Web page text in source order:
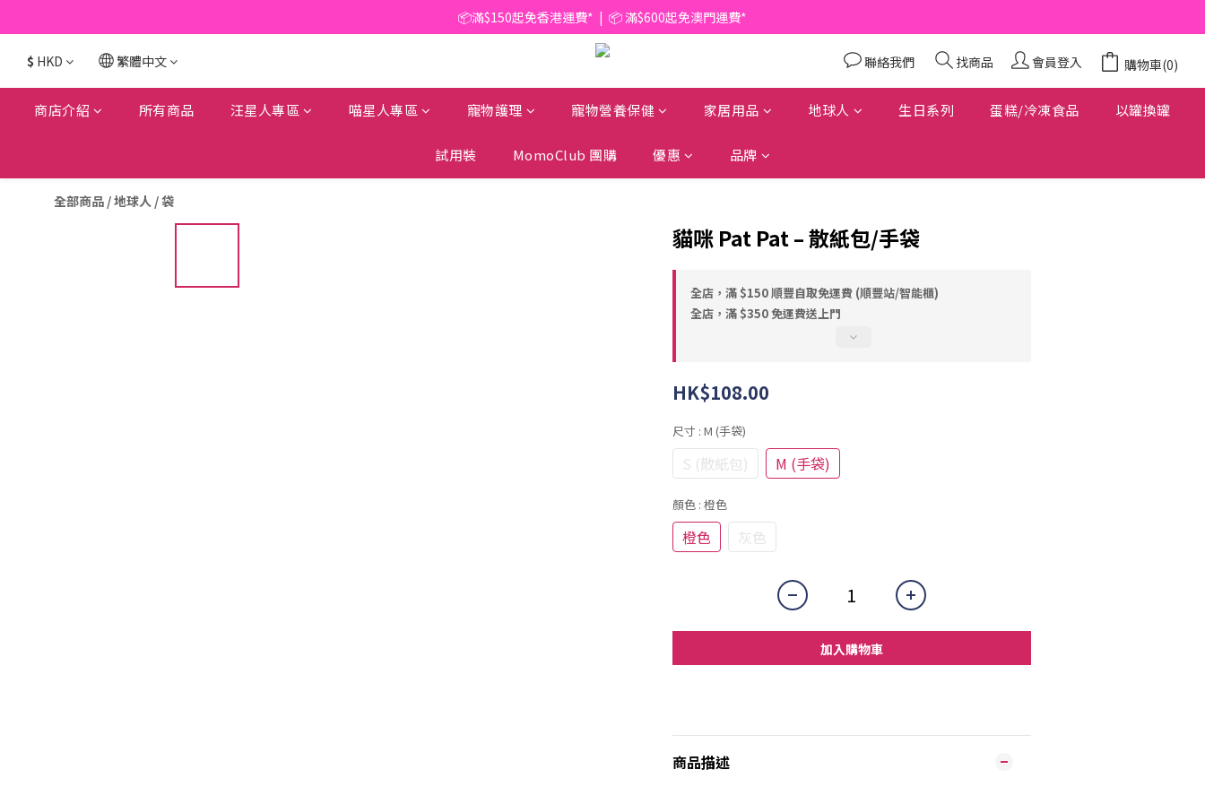
📦滿$150起免香港運費*  |  📦 滿$600起免澳門運費*
📦滿$150起免香港運費*  |  📦 滿$600起免澳門運費*
🥫 罐頭優惠 | 任選* 6件 即減 $6 |  任選* 24件 即減 $30 🥫 (按此了解更多)
📦滿$150起免香港運費*  |  📦 滿$600起免澳門運費*
$ HKD 繁體中文 聯絡我們 找商品 會員登入 購物車(0)
商店介紹 所有商品 汪星人專區 喵星人專區 寵物護理 寵物營養保健 家居用品 地球人 生日系列 蛋糕/冷凍食品 以罐換罐
試用裝 MomoClub 團購 優惠 品牌
全部商品 /地球人 /袋
貓咪 Pat Pat – 散紙包/手袋
全店，滿 $150 順豐自取免運費 (順豐站/智能櫃)
全店，滿 $350 免運費送上門
HK$108.00
尺寸 : M (手袋)
S (散紙包) M (手袋)
顏色 : 橙色
橙色 灰色
加入購物車
商品描述